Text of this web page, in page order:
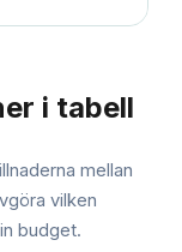
i tabell
mellan
vilken
budget.